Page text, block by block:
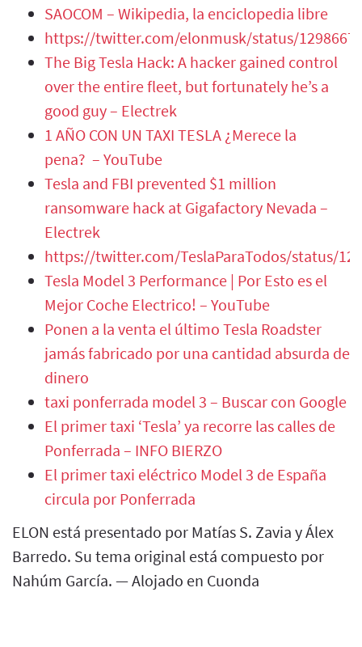
SAOCOM – Wikipedia, la enciclopedia libre
https://twitter.com/elonmusk/status/
The Big Tesla Hack: A hacker gained control
over the entire fleet, but fortunately he’s a
good guy – Electrek
1 AÑO CON UN TAXI TESLA ¿Merece la
pena? – YouTube
Tesla and FBI prevented $1 million
ransomware hack at Gigafactory Nevada –
Electrek
https://twitter.com/TeslaParaTodos/status/
Tesla Model 3 Performance | Por Esto es el
Mejor Coche Electrico! – YouTube
Ponen a la venta el último Tesla Roadster
jamás fabricado por una cantidad absurda de
dinero
taxi ponferrada model 3 – Buscar con Google
El primer taxi ‘Tesla’ ya recorre las calles de
Ponferrada – INFO BIERZO
El primer taxi eléctrico Model 3 de España
circula por Ponferrada
ELON está presentado por Matías S. Zavia y Álex
Barredo. Su tema original está compuesto por
Nahúm García. — Alojado en Cuonda